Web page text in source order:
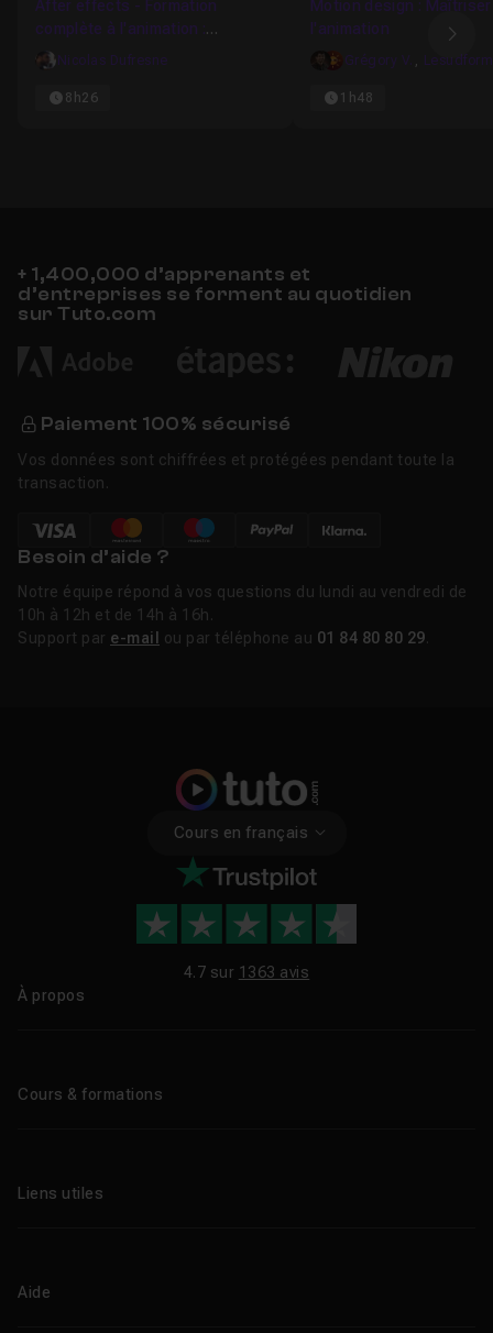
After effects - Formation
complète à l'animation :
principes, objets, personnages
Nicolas Dufresne
8h26
Motion design : Maîtriser
l'animation
Grégory V. ,
1h48
+ 1,400,000 d’apprenants et
d’entreprises se forment au quotidien
sur Tuto.com
Paiement 100% sécurisé
Vos données sont chiffrées et protégées pendant toute la
transaction.
Besoin d’aide ?
Notre équipe répond à vos questions du lundi au vendredi de
10h à 12h et de 14h à 16h.
Support par e-mail ou par téléphone au 01 84 80 80 29
Cours en français
4.7 sur 1363 avis
À propos
Cours & formations
Formations certifiantes
Promos
Liens utiles
Centres de formation
Aide